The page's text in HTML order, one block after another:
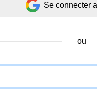
Se connecter
ou